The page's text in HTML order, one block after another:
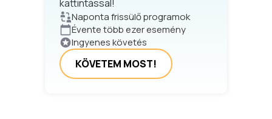
kattintással!
Naponta frissülő programok
Évente több ezer esemény
Ingyenes követés
KÖVETEM MOST!